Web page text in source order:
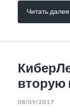
Читать далее
вторую
08/09/2017